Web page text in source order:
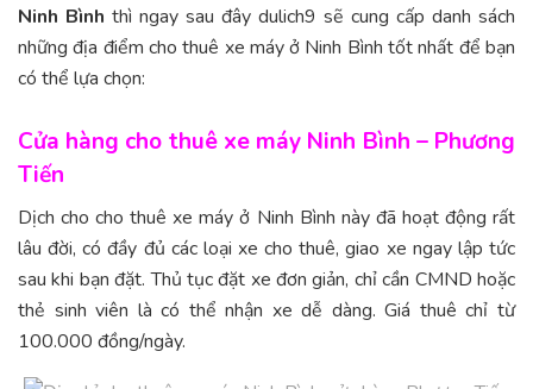
Ninh Bình thì ngay sau đây dulich9 sẽ cung cấp danh sách
những địa điểm cho thuê xe máy ở Ninh Bình tốt nhất để bạn
có thể lựa chọn:
Cửa hàng cho thuê xe máy Ninh Bình – Phương
Tiến
Dịch cho cho thuê xe máy ở Ninh Bình này đã hoạt động rất
lâu đời, có đầy đủ các loại xe cho thuê, giao xe ngay lập tức
sau khi bạn đặt. Thủ tục đặt xe đơn giản, chỉ cần CMND hoặc
thẻ sinh viên là có thể nhận xe dễ dàng. Giá thuê chỉ từ
100.000 đồng/ngày.